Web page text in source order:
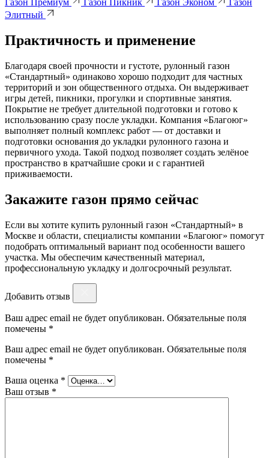
Газон Премиум Газон Пикник Газон Эконом
Газон
Элитный
Практичность и применение
Благодаря своей прочности и густоте, рулонный газон
«Стандартный» одинаково хорошо подходит для частных
территорий и зон общественного отдыха. Он выдерживает
игры детей, пикники, прогулки и спортивные занятия.
Покрытие не требует длительной подготовки и готово к
использованию сразу после укладки. Компания «Благоюг»
выполняет полный комплекс работ — от доставки и
подготовки основания до укладки рулонного газона и
первичного ухода. Такой подход позволяет создать зелёное
пространство в кратчайшие сроки и с гарантией
приживаемости.
Закажите газон прямо сейчас
Если вы хотите купить рулонный газон «Стандартный» в
Москве и области, специалисты компании «Благоюг» помогут
подобрать оптимальный вариант под особенности вашего
участка. Мы обеспечим качественный материал,
профессиональную укладку и долгосрочный результат.
Добавить отзыв
Ваш адрес email не будет опубликован. Обязательные поля
помечены *
Ваш адрес email не будет опубликован. Обязательные поля
помечены *
Ваша оценка *
Ваш отзыв *